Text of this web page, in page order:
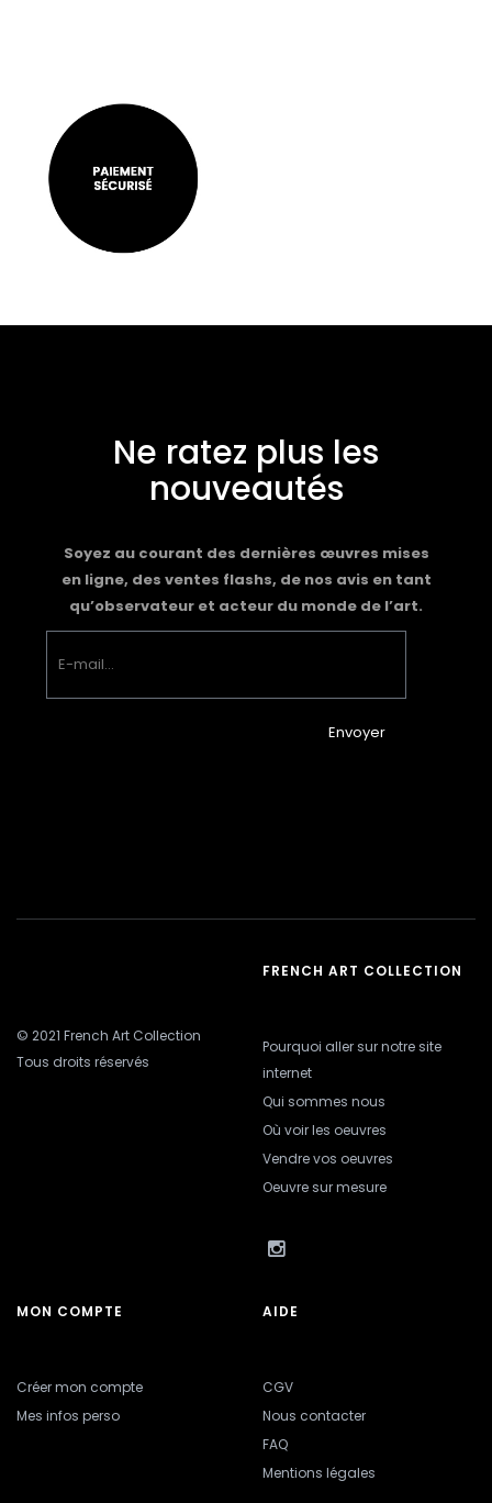
Ne ratez plus les
nouveautés
Soyez au courant des dernières œuvres mises
en ligne, des ventes flashs, de nos avis en tant
qu’observateur et acteur du monde de l’art.
Envoyer
© 2021 French Art Collection
Tous droits réservés
FRENCH ART COLLECTION
Pourquoi aller sur notre site
internet
Qui sommes nous
Où voir les oeuvres
Vendre vos oeuvres
Oeuvre sur mesure
MON COMPTE
Créer mon compte
Mes infos perso
AIDE
CGV
Nous contacter
FAQ
Mentions légales